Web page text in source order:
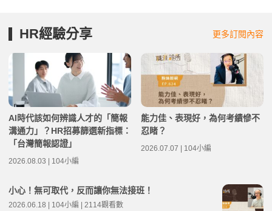
HR經驗分享 更多訂閱內容
AI時代該如何辨識人才的「簡報
溝通力」？HR招募篩選新指標：
「台灣簡報認證」
2026.08.03 | 104小編
能力佳、表現好，為何考績慘不
忍睹？
2026.07.07 | 104小編
小心！無可取代，反而讓你無法接班！
2026.06.18 | 104小編 | 2114觀看數